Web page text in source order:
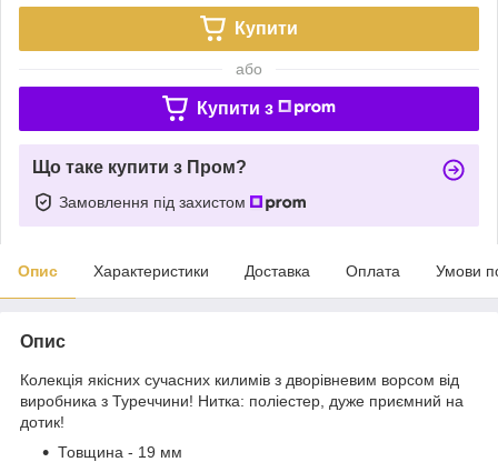
Купити
або
Купити з
Що таке купити з Пром?
Замовлення під захистом
Опис Характеристики Доставка Оплата Умови
Опис
Колекція якісних сучасних килимів з дворівневим ворсом від
виробника з Туреччини! Нитка: поліестер, дуже приємний на
дотик!
Товщина - 19 мм